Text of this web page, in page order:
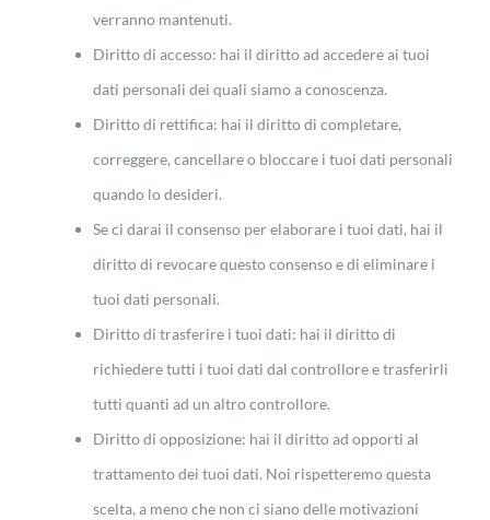
verranno mantenuti.
Diritto di accesso: hai il diritto ad accedere ai tuoi
dati personali dei quali siamo a conoscenza.
Diritto di rettifica: hai il diritto di completare,
correggere, cancellare o bloccare i tuoi dati personali
quando lo desideri.
Se ci darai il consenso per elaborare i tuoi dati, hai il
diritto di revocare questo consenso e di eliminare i
tuoi dati personali.
Diritto di trasferire i tuoi dati: hai il diritto di
richiedere tutti i tuoi dati dal controllore e trasferirli
tutti quanti ad un altro controllore.
Diritto di opposizione: hai il diritto ad opporti al
trattamento dei tuoi dati. Noi rispetteremo questa
scelta, a meno che non ci siano delle motivazioni